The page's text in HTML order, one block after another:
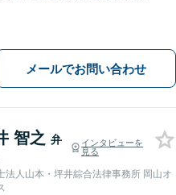
メールでお問い合わせ
智之 弁
インタビューを
見る
法人山本・坪井綜合法律事務所 岡山オ